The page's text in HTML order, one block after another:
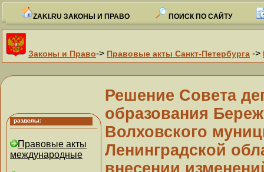
ZAKI.RU ЗАКОНЫ И ПРАВО ПОИСК ПО САЙТУ
Законы и Право-> Правовые акты Санкт-Петербурга ->
Правовые акты
международные
Решение Совета
образования
Волховского
Ленинградской